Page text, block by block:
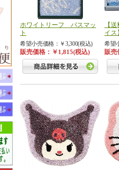
ホワイトリーフ バスマッ
ト
希望小売価格：￥3,300(税込)
販売価格：￥1,815(税込)
【
イ
希望
販売